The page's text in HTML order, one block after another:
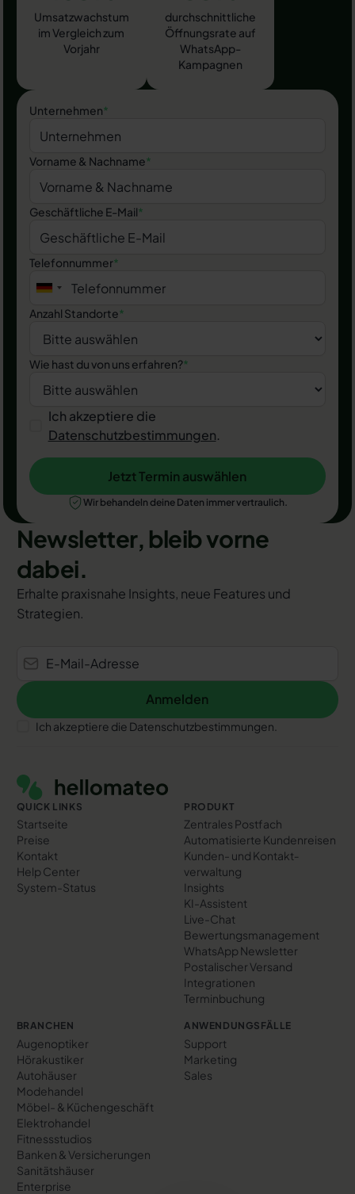
Umsatzwachstum
im Vergleich zum
Vorjahr
durchschnittliche
Öffnungsrate auf
WhatsApp-
Kampagnen
Unternehmen*
Vorname & Nachname*
Geschäftliche E-Mail*
Telefonnummer*
Anzahl Standorte*
Wie hast du von uns erfahren?*
Ich akzeptiere die
Datenschutzbestimmungen.
Jetzt Termin auswählen
Jetzt Termin auswählen
Wir behandeln deine Daten immer vertraulich.
Newsletter, bleib vorne
dabei.
Erhalte praxisnahe Insights, neue Features und
Strategien.
Anmelden
Anmelden
Ich akzeptiere die Datenschutzbestimmungen.
QUICK LINKS
Startseite
Preise
Kontakt
Help Center
System-Status
PRODUKT
Zentrales Postfach
Automatisierte Kundenreisen
Kunden- und Kontakt­
verwaltung
Insights
KI-Assistent
Live-Chat
Bewertungs­management
WhatsApp Newsletter
Postalischer Versand
Integrationen
Terminbuchung
BRANCHEN
Augenoptiker
Hörakustiker
Autohäuser
Modehandel
Möbel- & Küchengeschäft
Elektrohandel
Fitnessstudios
Banken & Versicherungen
Sanitätshäuser
Enterprise
ANWENDUNGSFÄLLE
Support
Marketing
Sales